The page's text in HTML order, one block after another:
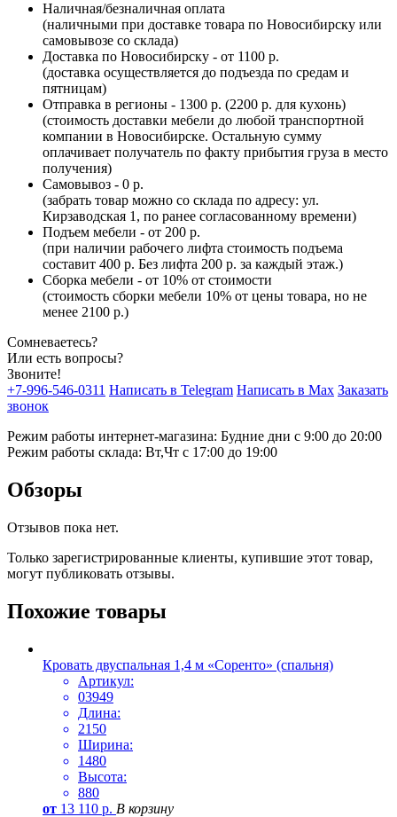
Наличная/безналичная оплата
(наличными при доставке товара по Новосибирску или
самовывозе со склада)
Доставка по Новосибирску - от 1100 р.
(доставка осуществляется до подъезда по средам и
пятницам)
Отправка в регионы - 1300 р. (2200 р. для кухонь)
(стоимость доставки мебели до любой транспортной
компании в Новосибирске. Остальную сумму
оплачивает получатель по факту прибытия груза в место
получения)
Самовывоз - 0 р.
(забрать товар можно со склада по адресу: ул.
Кирзаводская 1, по ранее согласованному времени)
Подъем мебели - от 200 р.
(при наличии рабочего лифта стоимость подъема
составит 400 р. Без лифта 200 р. за каждый этаж.)
Сборка мебели - от 10% от стоимости
(стоимость сборки мебели 10% от цены товара, но не
менее 2100 р.)
Сомневаетесь?
Или есть вопросы?
Звоните!
+7-996-546-0311 Написать в Telegram Написать в Max Заказать
звонок
Режим работы интернет-магазина: Будние дни с 9:00 до 20:00
Режим работы склада: Вт,Чт с 17:00 до 19:00
Обзоры
Отзывов пока нет.
Только зарегистрированные клиенты, купившие этот товар,
могут публиковать отзывы.
Похожие товары
Кровать двуспальная 1,4 м «Соренто» (спальня)
Артикул:
03949
Длина:
2150
Ширина:
1480
Высота:
880
от 13 110 р. В корзину